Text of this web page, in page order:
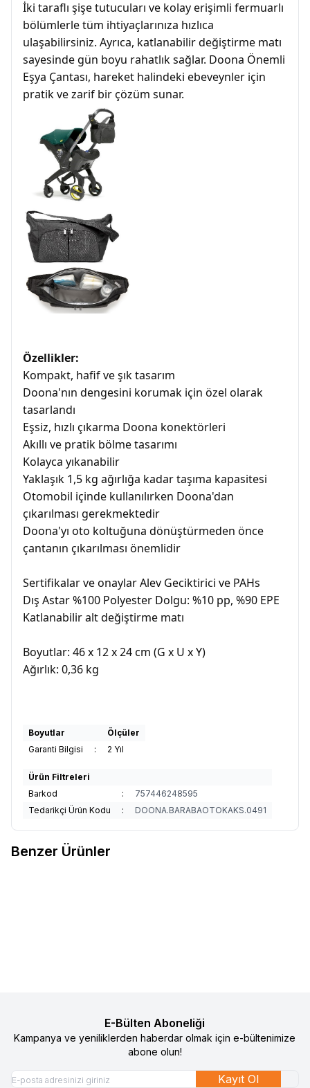
İki taraflı şişe tutucuları ve kolay erişimli fermuarlı
bölümlerle tüm ihtiyaçlarınıza hızlıca
ulaşabilirsiniz. Ayrıca, katlanabilir değiştirme matı
sayesinde gün boyu rahatlık sağlar. Doona Önemli
Eşya Çantası, hareket halindeki ebeveynler için
pratik ve zarif bir çözüm sunar.
Özellikler:
Kompakt, hafif ve şık tasarım
Doona'nın dengesini korumak için özel olarak
tasarlandı
Eşsiz, hızlı çıkarma Doona konektörleri
Akıllı ve pratik bölme tasarımı
Kolayca yıkanabilir
Yaklaşık 1,5 kg ağırlığa kadar taşıma kapasitesi
Otomobil içinde kullanılırken Doona'dan
çıkarılması gerekmektedir
Doona'yı oto koltuğuna dönüştürmeden önce
çantanın çıkarılması önemlidir
Sertifikalar ve onaylar Alev Geciktirici ve PAHs
Dış Astar %100 Polyester Dolgu: %10 pp, %90 EPE
Katlanabilir alt değiştirme matı
Boyutlar: 46 x 12 x 24 cm (G x U x Y)
Ağırlık: 0,36 kg
Boyutlar
Ölçüler
Garanti Bilgisi
: 2 Yıl
Ürün Filtreleri
Barkod
:
757446248595
Tedarikçi Ürün Kodu
: DOONA.BARABAOTOKAKS.0491
Benzer Ürünler
E-Bülten Aboneliği
Kampanya ve yeniliklerden haberdar olmak için e-bültenimize
abone olun!
Kayıt Ol